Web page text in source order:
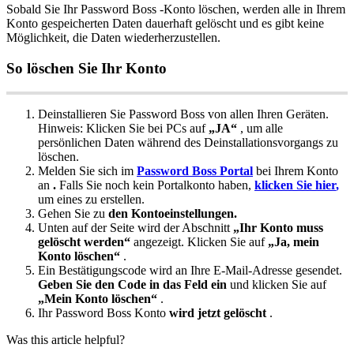
Sobald Sie Ihr Password Boss -Konto löschen, werden alle in Ihrem
Konto gespeicherten Daten dauerhaft gelöscht und es gibt keine
Möglichkeit, die Daten wiederherzustellen.
So löschen Sie Ihr Konto
Deinstallieren Sie Password Boss von allen Ihren Geräten.
Hinweis: Klicken Sie bei PCs auf „JA“ , um alle
persönlichen Daten während des Deinstallationsvorgangs zu
löschen.
Melden Sie sich im Password Boss Portal bei Ihrem Konto
an . Falls Sie noch kein Portalkonto haben, klicken Sie hier,
um eines zu erstellen.
Gehen Sie zu den Kontoeinstellungen.
Unten auf der Seite wird der Abschnitt „Ihr Konto muss
gelöscht werden“ angezeigt. Klicken Sie auf „Ja, mein
Konto löschen“ .
Ein Bestätigungscode wird an Ihre E-Mail-Adresse gesendet.
Geben Sie den Code in das Feld ein und klicken Sie auf
„Mein Konto löschen“ .
Ihr Password Boss Konto wird jetzt gelöscht .
Was this article helpful?